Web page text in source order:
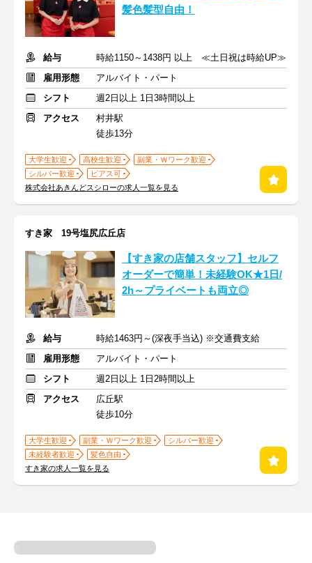
髪色髪型自由！
給与
時給1150～1438円 以上 ≪土日祝は時給UP≫
雇用形態
アルバイト・パート
シフト
週2日以上 1日3時間以上
アクセス
村井駅
徒歩13分
大学生歓迎 高校生歓迎
副業・Ｗワーク歓迎
シルバー歓迎
ピアス可
株式会社あきんどスシローの求人一覧を見る
すき家 19号塩尻広丘店
【すき家の店舗スタッフ】セルフ
オーダーで簡単！未経験OK★1日/
2h～プライベートも両立◎
給与
時給1463円～(深夜手当込) ※交通費支給
雇用形態
アルバイト・パート
シフト
週2日以上 1日2時間以上
アクセス
広丘駅
徒歩10分
大学生歓迎 副業・Ｗワーク歓迎
シルバー歓迎
未経験者歓迎
髪色自由
すき家の求人一覧を見る